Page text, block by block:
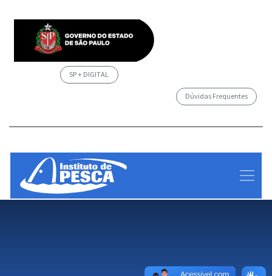
SP + DIGITAL
Dúvidas Frequentes